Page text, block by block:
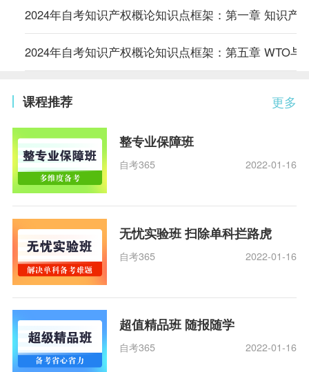
2024年自考知识产权概论知识点框架：第一章 知识产
2024年自考知识产权概论知识点框架：第五章 WTO与
更多
课程推荐
整专业保障班
自考365 2022-01-16
无忧实验班 扫除单科拦路虎
自考365 2022-01-16
超值精品班 随报随学
自考365 2022-01-16